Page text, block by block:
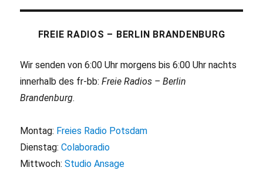
FREIE RADIOS – BERLIN BRANDENBURG
Wir senden von 6:00 Uhr morgens bis 6:00 Uhr nachts
innerhalb des fr-bb:Freie Radios – Berlin
Brandenburg.
Montag: Freies Radio Potsdam
Dienstag:Colaboradio
Mittwoch:Studio Ansage